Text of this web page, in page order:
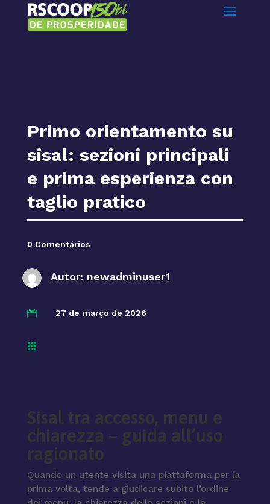
Primo orientamento su
sisal: sezioni principali
e prima esperienza con
taglio pratico
0 Comentários
Autor: newadminuser1
 27 de março de 2026

Sisal tra accesso, menu e
chiarezza – guida all’uso
ragionato
Quando un utente visita una piattaforma per la
prima volta, tende a giudicare subito l’ordine